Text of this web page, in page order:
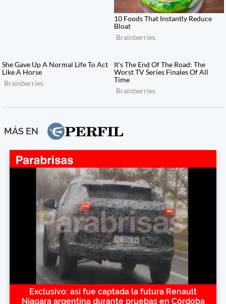
MÁS EN
Exclusivo: así fue captada la futura Renault
Niagara argentina durante pruebas en Córdoba